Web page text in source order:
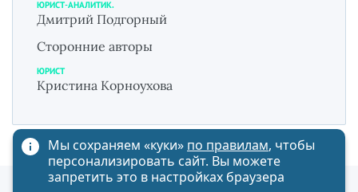
ЮРИСТ-АНАЛИТИК.
Дмитрий Подгорный
Сторонние авторы
ЮРИСТ
Кристина Корноухова
Мы сохраняем «куки» по правилам, чтобы
персонализировать сайт. Вы можете
запретить это в настройках браузера